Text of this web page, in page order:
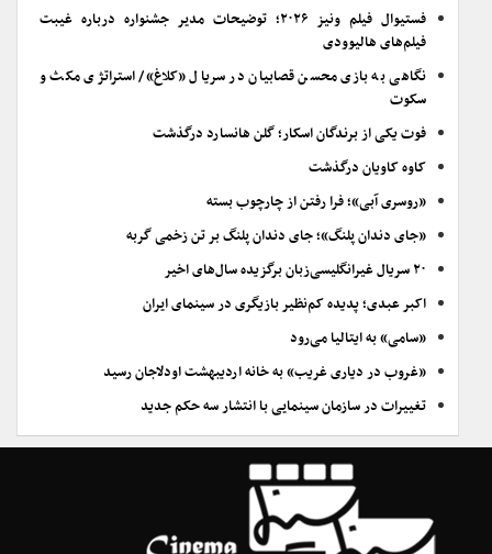
فستیوال فیلم ونیز ۲۰۲۶؛ توضیحات مدیر جشنواره درباره غیبت
فیلم‌های هالیوودی
نگاهی به بازی محسن قصابیان در سریال «کلاغ»/ استراتژی مکث و
سکوت
فوت یکی از برندگان اسکار؛ گلن هانسارد درگذشت
کاوه کاویان درگذشت
«روسری آبی»؛ فرا رفتن از چارچوب بسته
«جای دندان پلنگ»؛ جای دندان پلنگ بر تن زخمی گربه
۲۰ سریال غیرانگلیسی‌زبان برگزیده سال‌های اخیر
اکبر عبدی؛ پدیده کم‌نظیر بازیگری در سینمای ایران
«سامی» به ایتالیا می‌رود
«غروب در دیاری غریب» به خانه اردیبهشت اودلاجان رسید
تغییرات در سازمان سینمایی با انتشار سه حکم جدید